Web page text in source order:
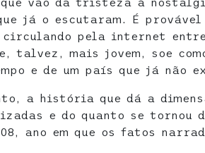
já o escutaram. É
pela internet entre
talvez, mais jovem, soe
e de um país que já não
a história que dá a
e do quanto se
ano em que os fatos